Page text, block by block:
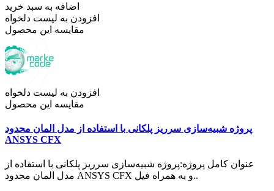
اضافه به سبد خرید
افزودن به لیست دلخواه
مقایسه این محصول
افزودن به لیست دلخواه
مقایسه این محصول
پروژه شبیه‌سازی سرریز پلکانی با استفاده از مدل المان محدود
ANSYS CFX
عنوان کامل پروژه:پروژه شبیه‌سازی سرریز پلکانی با استفاده از
مدل المان محدود ANSYS CFX و به همراه فیل..